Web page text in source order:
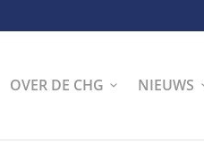
OVER DE CHG NIEUWS